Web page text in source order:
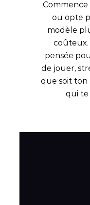
Commence
ou opte
modèle
coûteux.
pensée
de jouer,
que soit ton
qui te